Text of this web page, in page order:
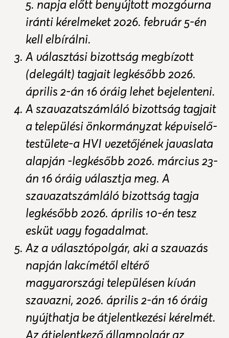
5. napja előtt benyújtott mozgóurna
iránti kérelmeket 2026. február 5-én
kell elbírálni.
A választási bizottság megbízott
(delegált) tagjait legkésőbb 2026.
április 2-án 16 óráig lehet bejelenteni.
A szavazatszámláló bizottság tagjait
a települési önkormányzat képviselő-
testülete-a HVI vezetőjének javaslata
alapján -legkésőbb 2026. március 23-
án 16 óráig választja meg. A
szavazatszámláló bizottság tagja
legkésőbb 2026. április 10-én tesz
esküt vagy fogadalmat.
Az a választópolgár, aki a szavazás
napján lakcímétől eltérő
magyarországi településen kíván
szavazni, 2026. április 2-án 16 óráig
nyújthatja be átjelentkezési kérelmét.
Az átjelentkező állampolgár az